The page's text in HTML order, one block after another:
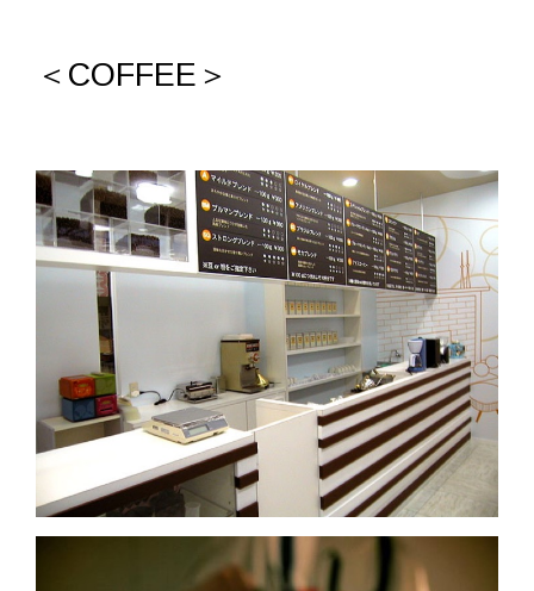
＜COFFEE＞